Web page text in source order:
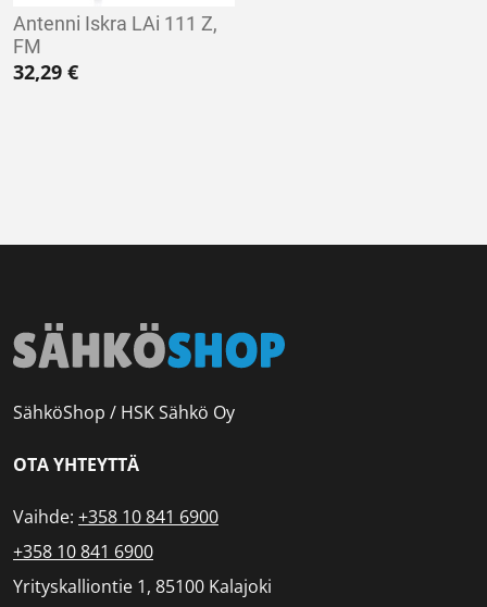
Antenni Iskra LAi 111 Z,
FM
32,29 €
SähköShop / HSK Sähkö Oy
OTA YHTEYTTÄ
Vaihde: +358 10 841 6900
+358 10 841 6900
Yrityskalliontie 1, 85100 Kalajoki